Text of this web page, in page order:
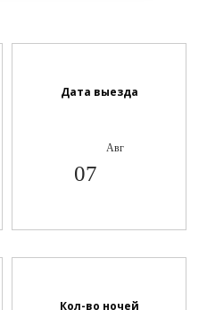
Дата выезда
07
Авг
Кол-во ночей